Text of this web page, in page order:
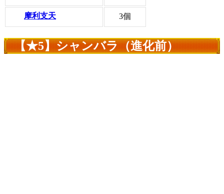
摩利支天 3個
【★5】シャンバラ（進化前）